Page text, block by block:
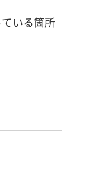
いる箇所